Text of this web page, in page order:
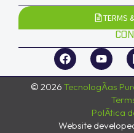
TERMS
© 2026 TecnologÃ­as
PolÃ­tica
Website